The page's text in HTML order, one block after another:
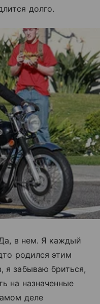
долго.
в нем. Я каждый
родился этим
я забываю бриться,
на назначенные
деле